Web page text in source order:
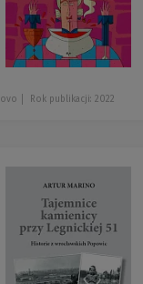
ovo Rok publikacji: 2022